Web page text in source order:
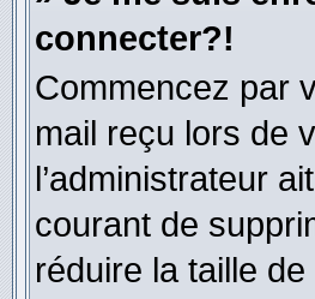
connecter?!
Commencez par
mail reçu lors de
l’administrateur
courant de
réduire la taille